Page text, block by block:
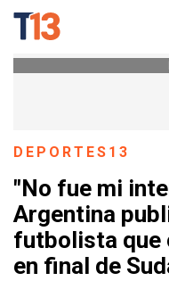
DEPORTES13
"No fue mi
Argentina
futbolista que
en final de